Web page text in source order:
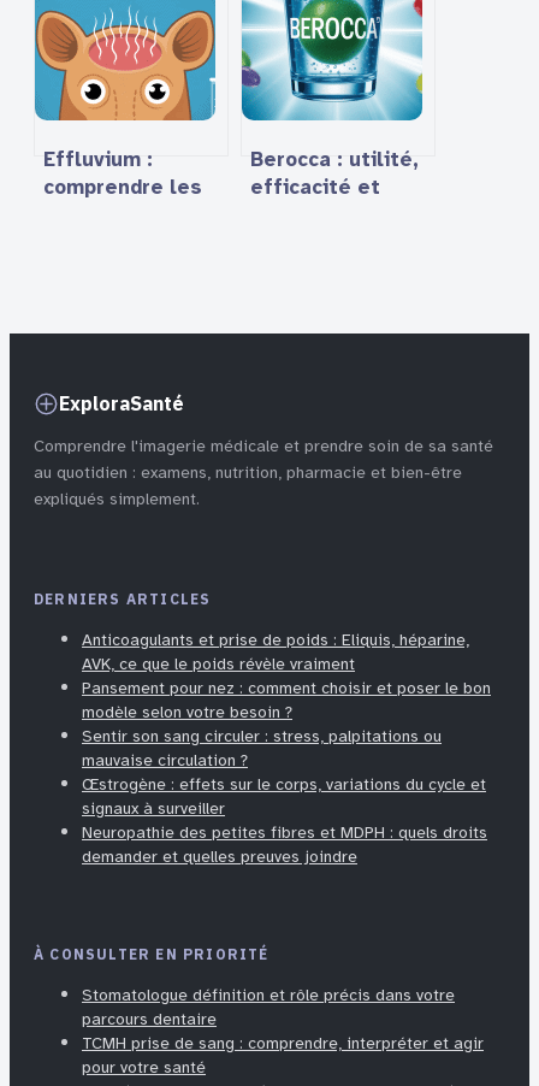
connaître
Effluvium :
comprendre les
Berocca : utilité,
efficacité et
ExploraSanté
Comprendre l'imagerie médicale et prendre soin de sa santé
au quotidien : examens, nutrition, pharmacie et bien-être
expliqués simplement.
DERNIERS ARTICLES
Anticoagulants et prise de poids : Eliquis, héparine,
AVK, ce que le poids révèle vraiment
Pansement pour nez : comment choisir et poser le bon
modèle selon votre besoin ?
Sentir son sang circuler : stress, palpitations ou
mauvaise circulation ?
Œstrogène : effets sur le corps, variations du cycle et
signaux à surveiller
Neuropathie des petites fibres et MDPH : quels droits
demander et quelles preuves joindre
À CONSULTER EN PRIORITÉ
Stomatologue définition et rôle précis dans votre
parcours dentaire
TCMH prise de sang : comprendre, interpréter et agir
pour votre santé